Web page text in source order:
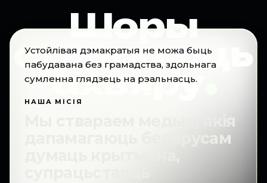
Шоры
ствараюць
ахвяру.
Уплыў у лічбах
Устойлівая дэмакратыя не можа быць
пабудавана без грамадства, здольнага
сумленна глядзець на рэальнасць.
НАША МІСІЯ
Мы ствараем медыя, якія
дапамагаюць беларусам